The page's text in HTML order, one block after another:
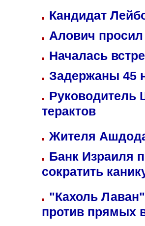
Кандидат
Алович просил
Началась
Задержаны 45
Руководитель
терактов
Жителя
Банк Израиля
сократить
"Кахоль
против прямых